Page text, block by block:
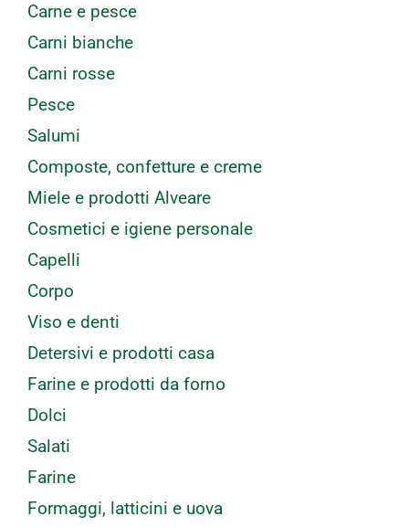
Carne e pesce
Carni bianche
Carni rosse
Pesce
Salumi
Composte, confetture e creme
Miele e prodotti Alveare
Cosmetici e igiene personale
Capelli
Corpo
Viso e denti
Detersivi e prodotti casa
Farine e prodotti da forno
Dolci
Salati
Farine
Formaggi, latticini e uova